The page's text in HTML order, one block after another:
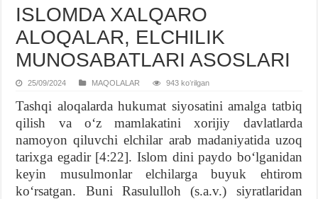
ISLOMDA XALQARO
ALOQALAR, ELCHILIK
MUNOSABATLARI ASOSLARI
25/09/2024 MAQOLALAR 943 koʻrilgan
Tashqi aloqalarda hukumat siyosatini amalga tatbiq
qilish va o‘z mamlakatini xorijiy davlatlarda
namoyon qiluvchi elchilar arab madaniyatida uzoq
tarixga egadir [4:22]. Islom dini paydo bo‘lganidan
keyin musulmonlar elchilarga buyuk ehtirom
ko‘rsatgan. Buni Rasululloh (s.a.v.) siyratlaridan